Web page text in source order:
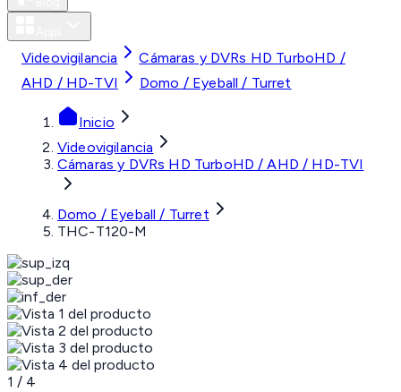
Videovigilancia
Cámaras y DVRs HD TurboHD /
AHD / HD-TVI
Domo / Eyeball / Turret
Inicio
Videovigilancia
Cámaras y DVRs HD TurboHD / AHD / HD-TVI
Domo / Eyeball / Turret
THC-T120-M
1 / 4